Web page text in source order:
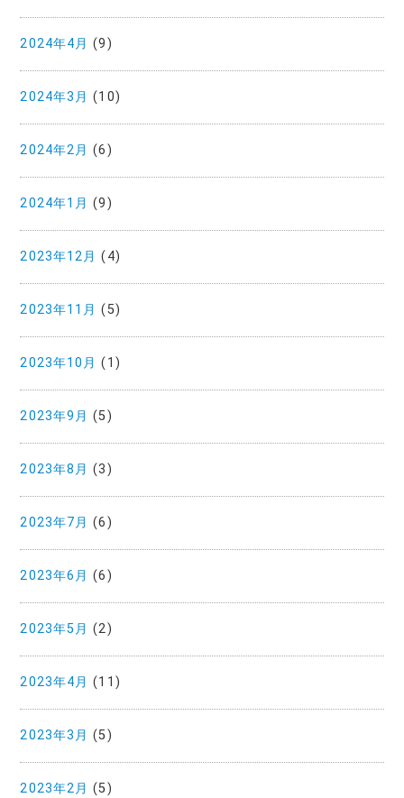
2024年4月 (9)
2024年3月 (10)
2024年2月 (6)
2024年1月 (9)
2023年12月 (4)
2023年11月 (5)
2023年10月 (1)
2023年9月 (5)
2023年8月 (3)
2023年7月 (6)
2023年6月 (6)
2023年5月 (2)
2023年4月 (11)
2023年3月 (5)
2023年2月 (5)